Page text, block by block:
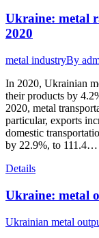
Ukraine: metal
2020
metal industryBy
In 2020, Ukrainian
their products by
2020, metal
particular, exports
domestic
by 22.9%, to 111.4…
Details
Ukraine: metal
Ukrainian metal